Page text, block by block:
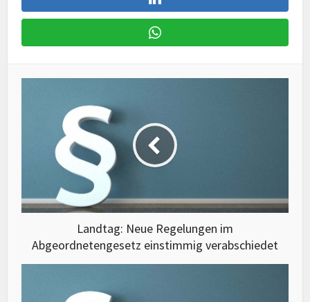
Landtag: Neue Regelungen im
Abgeordnetengesetz einstimmig verabschiedet